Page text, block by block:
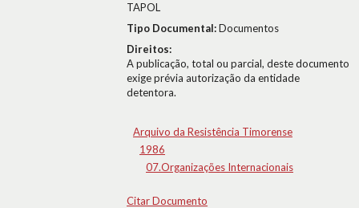
TAPOL
Tipo Documental:Documentos
Direitos:
A publicação, total ou parcial, deste documento
exige prévia autorização da entidade
detentora.
Arquivo da Resistência Timorense
1986
07.Organizações Internacionais
Citar Documento